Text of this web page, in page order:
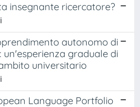
insegnante ricercatore?
autonomo di
un'esperienza graduale di
universitario
Language Portfolio